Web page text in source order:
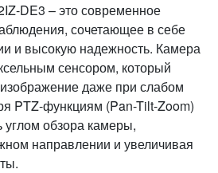
DE3 – это современное
сочетающее в себе
и высокую надежность. Камера
сенсором, который
даже при слабом
PTZ-функциям (Pan-Tilt-Zoom)
обзора камеры,
направлении и увеличивая